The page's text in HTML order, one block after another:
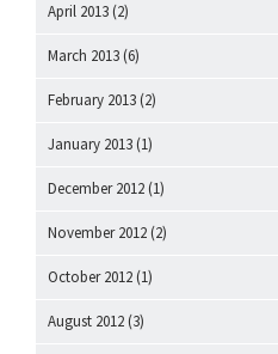
April 2013 (2)
March 2013 (6)
February 2013 (2)
January 2013 (1)
December 2012 (1)
November 2012 (2)
October 2012 (1)
August 2012 (3)